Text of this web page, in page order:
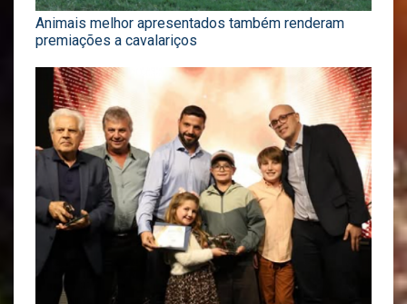
Animais melhor apresentados também renderam
premiações a cavalariços